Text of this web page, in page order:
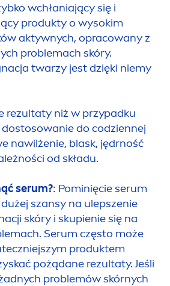
wchłaniający się i
produkty o wysokim
aktywnych, opracowany z
problemach skóry.
twarzy jest dzięki niemy
rezultaty niż w przypadku
do codziennej
nawilżenie, blask, jędrność
od składu.
serum?: Pominięcie serum
szansy na ulepszenie
skóry i skupienie się na
Serum często może
produktem
pożądane rezultaty. Jeśli
problemów skórnych